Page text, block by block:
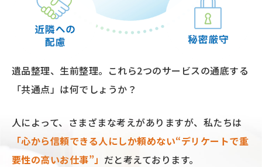
遺品整理、⽣前整理。 これら2つのサービスの通底する
「共通点」は何でしょうか？
⼈によって、さまざまな考えがありますが、私たちは
「⼼から信頼できる⼈にしか頼めない“デリケートで重
要性の⾼いお仕事”」 だと考えております。